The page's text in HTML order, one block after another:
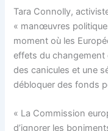
Tara Connolly,
« manœuvres
moment où les
effets du changement
des canicules et une
débloquer des fonds
« La Commission
d’ignorer les